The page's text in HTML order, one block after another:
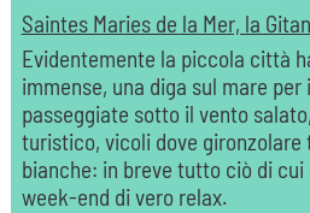
Saintes Maries de la Mer, la
Evidentemente la piccola città
immense, una diga sul mare
passeggiate sotto il vento
turistico, vicoli dove gironzolare
bianche: in breve tutto ciò di cui
week-end di vero relax.